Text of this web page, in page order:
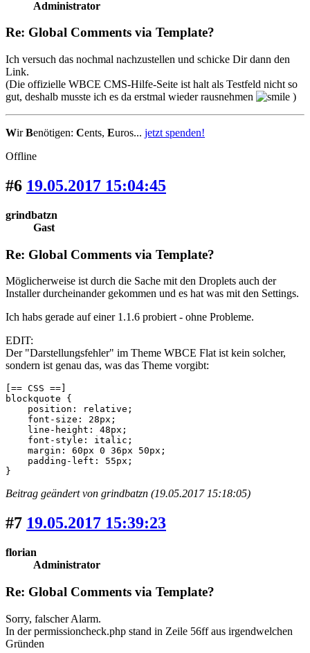
Administrator
Re: Global Comments via Template?
Ich versuch das nochmal nachzustellen und schicke Dir dann den
Link.
(Die offizielle WBCE CMS-Hilfe-Seite ist halt als Testfeld nicht so
gut, deshalb musste ich es da erstmal wieder rausnehmen
)
WirBenötigen: Cents, Euros... jetzt spenden!
Offline
#6 19.05.2017 15:04:45
grindbatzn
Gast
Re: Global Comments via Template?
Möglicherweise ist durch die Sache mit den Droplets auch der
Installer durcheinander gekommen und es hat was mit den Settings.
Ich habs gerade auf einer 1.1.6 probiert - ohne Probleme.
EDIT:
Der "Darstellungsfehler" im Theme WBCE Flat ist kein solcher,
sondern ist genau das, was das Theme vorgibt:
[== CSS ==]
blockquote {
    position: relative;
    font-size: 28px;
    line-height: 48px;
    font-style: italic;
    margin: 60px 0 36px 50px;
    padding-left: 55px;
}
Beitrag geändert von grindbatzn (19.05.2017 15:18:05)
#7 19.05.2017 15:39:23
florian
Administrator
Re: Global Comments via Template?
Sorry, falscher Alarm.
In der permissioncheck.php stand in Zeile 56ff aus irgendwelchen
Gründen